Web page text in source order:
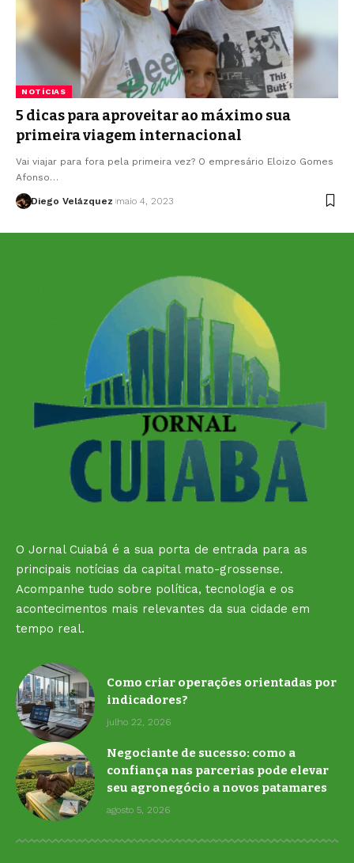
NOTÍCIAS
5 dicas para aproveitar ao máximo sua
primeira viagem internacional
Vai viajar para fora pela primeira vez? O empresário Eloizo Gomes
Afonso…
Diego Velázquez maio 4, 2023
O Jornal Cuiabá é a sua porta de entrada para as
principais notícias da capital mato-grossense.
Acompanhe tudo sobre política, tecnologia e os
acontecimentos mais relevantes da sua cidade em
tempo real.
Como criar operações orientadas por
indicadores?
julho 22, 2026
Negociante de sucesso: como a
confiança nas parcerias pode elevar
seu agronegócio a novos patamares
agosto 5, 2026